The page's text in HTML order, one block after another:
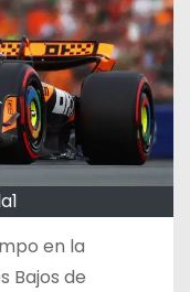
en la
Bajos de